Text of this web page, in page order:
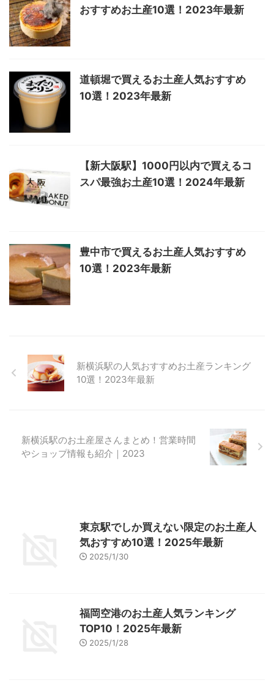
おすすめお土産10選！2023年最新
道頓堀で買えるお土産人気おすすめ
10選！2023年最新
【新大阪駅】1000円以内で買えるコ
スパ最強お土産10選！2024年最新
豊中市で買えるお土産人気おすすめ
10選！2023年最新
新横浜駅の人気おすすめお土産ランキング
10選！2023年最新
新横浜駅のお土産屋さんまとめ！営業時間
やショップ情報も紹介｜2023
東京駅でしか買えない限定のお土産人
気おすすめ10選！2025年最新
2025/1/30
福岡空港のお土産人気ランキング
TOP10！2025年最新
2025/1/28